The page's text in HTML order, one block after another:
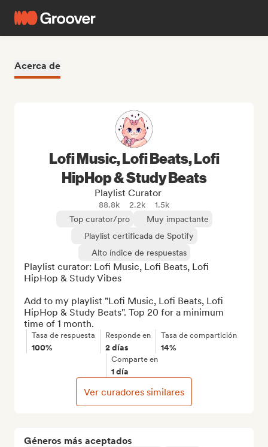
Acerca de
Géneros más aceptados
Lofi Music, Lofi Beats, Lofi
HipHop & Study Beats
Playlist Curator
88.8k 2.2k
1.5k
Top curator/pro
Muy impactante
Playlist certificada de Spotify
Alto índice de respuestas
Playlist curator: Lofi Music, Lofi Beats, Lofi
HipHop & Study Vibes
Add to my playlist "Lofi Music, Lofi Beats, Lofi
HipHop & Study Beats". Top 20 for a minimum
time of 1 month.
Tasa de respuesta
100%
Responde en
2 días
Tasa de compartición
14%
Comparte en
1 día
Ver curadores similares